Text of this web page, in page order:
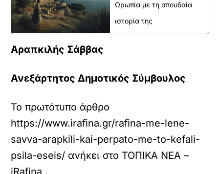
Ωρωπία με τη σπουδαία
ιστορία της
Αραπκιλής Σάββας
Ανεξάρτητος Δημοτικός Σύμβουλος
Το πρωτότυπο άρθρο
https://www.irafina.gr/rafina-me-lene-
savva-arapkili-kai-perpato-me-to-kefali-
psila-eseis/ ανήκει στο ΤΟΠΙΚΑ ΝΕΑ –
iRafina .